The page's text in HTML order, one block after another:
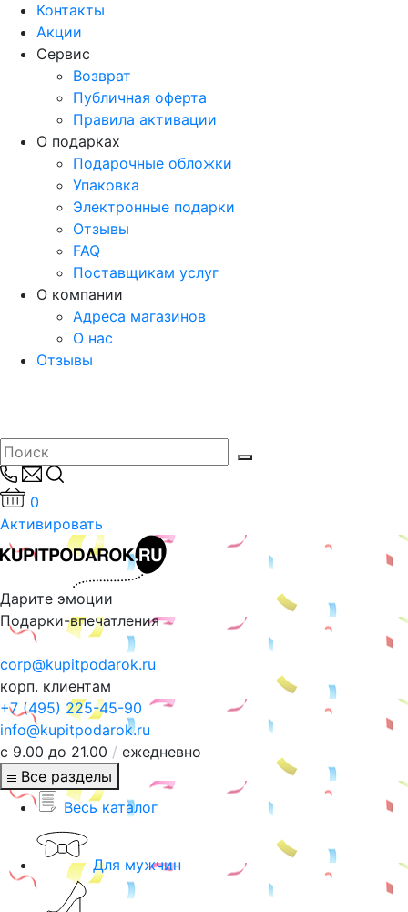
Контакты
Акции
Сервис
Возврат
Публичная оферта
Правила активации
О подарках
Подарочные обложки
Упаковка
Электронные подарки
Отзывы
FAQ
Поставщикам услуг
О компании
Адреса магазинов
О нас
Отзывы
0
Активировать
Дарите эмоции
Подарки-впечатления
corp@kupitpodarok.ru
корп. клиентам
+7 (495) 225-45-90
info@kupitpodarok.ru
с 9.00 до 21.00 / ежедневно
Все разделы
Весь каталог
Для мужчин